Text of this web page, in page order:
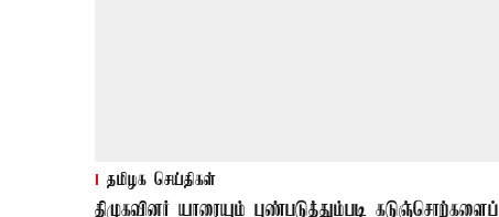
தமிழக செய்திகள்
திமுகவினர் யாரையும் புண்படுத்தும்படி கடுஞ்சொற்களைப்